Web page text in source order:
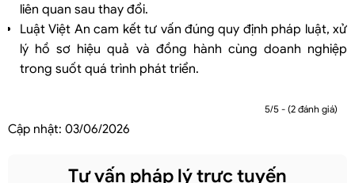
liên quan sau thay đổi.
Luật Việt An cam kết tư vấn đúng quy định pháp luật, xử
lý hồ sơ hiệu quả và đồng hành cùng doanh nghiệp
trong suốt quá trình phát triển.
5/5 - (2 đánh giá)
Cập nhật: 03/06/2026
Tư vấn pháp lý trực tuyến